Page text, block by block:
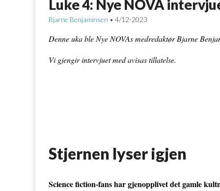
Luke 4: Nye NOVA
Bjarne Benjaminsen • 4/12-2023
Denne uka ble Nye NOVAs medredaktør Bjarne
Vi gjengir intervjuet med avisas tillatelse.
Stjernen lyser igjen
Science fiction-fans har gjenopplivet det gamle